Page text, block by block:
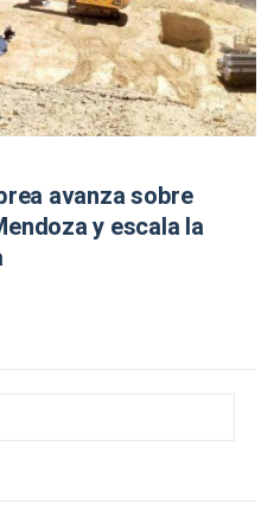
avanza sobre
y escala la